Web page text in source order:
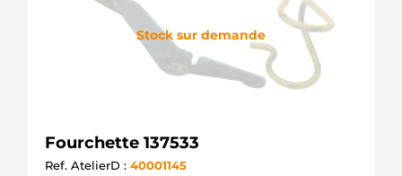
Stock sur demande
Fourchette 137533
Ref. AtelierD : 40001145